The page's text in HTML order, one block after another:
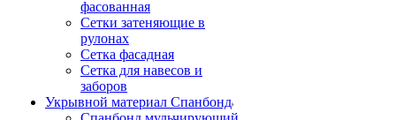
фасованная
Сетки затеняющие в
рулонах
Сетка фасадная
Сетка для навесов и
заборов
Укрывной материал Спанбонд